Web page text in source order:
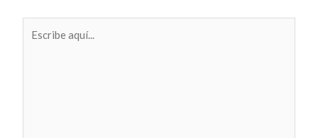
aquí...